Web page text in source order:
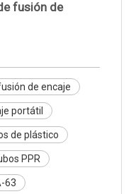
fusión de
de encaje
portátil
de plástico
PPR
63